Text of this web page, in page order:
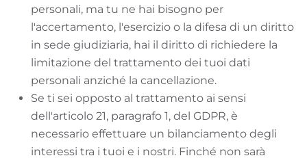
personali, ma tu ne hai bisogno per
l'accertamento, l'esercizio o la difesa di un diritto
in sede giudiziaria, hai il diritto di richiedere la
limitazione del trattamento dei tuoi dati
personali anziché la cancellazione.
Se ti sei opposto al trattamento ai sensi
dell'articolo 21, paragrafo 1, del GDPR, è
necessario effettuare un bilanciamento degli
interessi tra i tuoi e i nostri. Finché non sarà